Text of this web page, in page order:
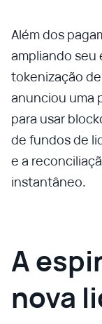
Além dos
ampliando seu
tokenização
anunciou uma
para usar
de fundos de
e a
instantâneo.
A
nova